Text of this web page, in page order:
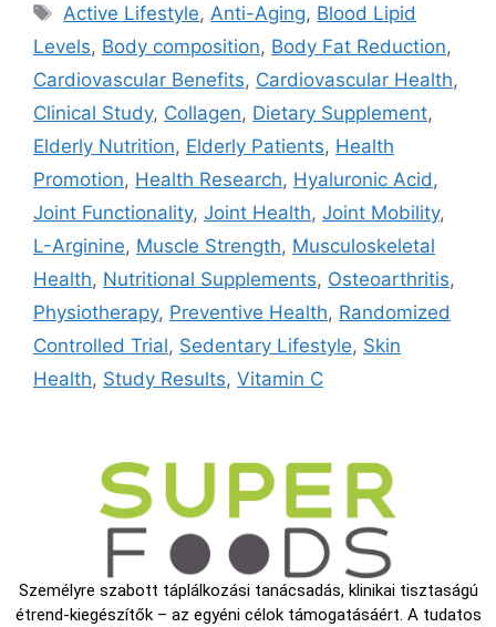
Active Lifestyle, Anti-Aging, Blood Lipid
Levels, Body composition, Body Fat Reduction,
Cardiovascular Benefits, Cardiovascular Health,
Clinical Study, Collagen, Dietary Supplement,
Elderly Nutrition, Elderly Patients, Health
Promotion, Health Research, Hyaluronic Acid ,
Joint Functionality, Joint Health, Joint Mobility,
L-Arginine, Muscle Strength, Musculoskeletal
Health, Nutritional Supplements, Osteoarthritis,
Physiotherapy, Preventive Health, Randomized
Controlled Trial, Sedentary Lifestyle, Skin
Health, Study Results, Vitamin C
Személyre szabott táplálkozási tanácsadás, klinikai tisztaságú
étrend-kiegészítők – az egyéni célok támogatásáért. A tudatos